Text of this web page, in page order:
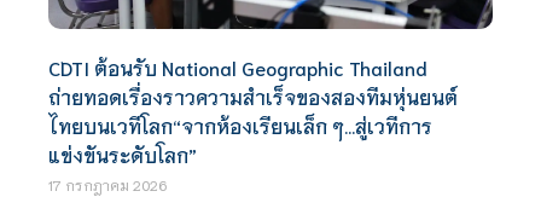
CDTI ต้อนรับ National Geographic Thailand
ถ่ายทอดเรื่องราวความสำเร็จของสองทีมหุ่นยนต์
ไทยบนเวทีโลก“จากห้องเรียนเล็ก ๆ…สู่เวทีการ
แข่งขันระดับโลก”
17 กรกฎาคม 2026